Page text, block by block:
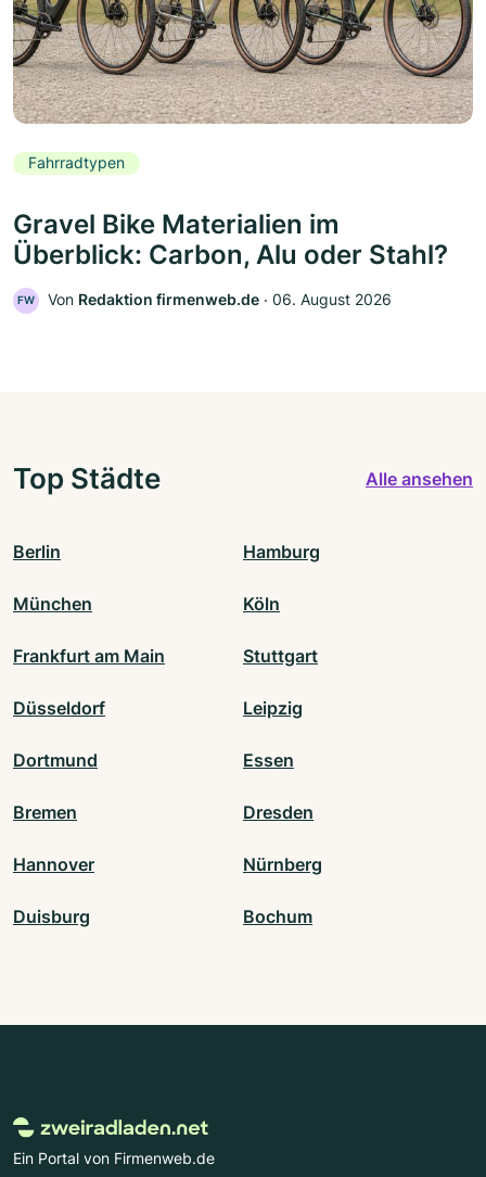
Fahrradtypen
Gravel Bike Materialien im
Überblick: Carbon, Alu oder Stahl?
FW Von Redaktion firmenweb.de ‧ 06. August 2026
Top Städte Alle ansehen
Berlin Hamburg
München Köln
Frankfurt am Main Stuttgart
Düsseldorf Leipzig
Dortmund Essen
Bremen Dresden
Hannover Nürnberg
Duisburg Bochum
Ein Portal von Firmenweb.de